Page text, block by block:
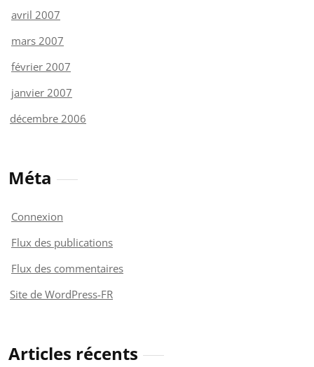
avril 2007
mars 2007
février 2007
janvier 2007
décembre 2006
Méta
Connexion
Flux des publications
Flux des commentaires
Site de WordPress-FR
Articles récents